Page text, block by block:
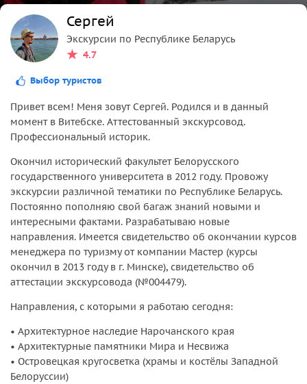
Сергей
Экскурсии по Республике Беларусь
4.7
Выбор туристов
Привет всем! Меня зовут Сергей. Родился и в данный
момент в Витебске. Аттестованный экскурсовод.
Профессиональный историк.
Окончил исторический факультет Белорусского
государственного университета в 2012 году. Провожу
экскурсии различной тематики по Республике Беларусь.
Постоянно пополняю свой багаж знаний новыми и
интересными фактами. Разрабатываю новые
направления. Имеется свидетельство об окончании курсов
менеджера по туризму от компании Мастер (курсы
окончил в 2013 году в г. Минске), свидетельство об
аттестации экскурсовода (№004479).
Направления, с которыми я работаю сегодня:
• Архитектурное наследие Нарочанского края
• Архитектурные памятники Мира и Несвижа
• Островецкая кругосветка (храмы и костёлы Западной
Белоруссии)